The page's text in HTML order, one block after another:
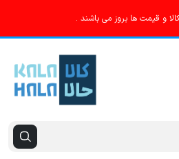
و قیمت ها بروز می باشند .